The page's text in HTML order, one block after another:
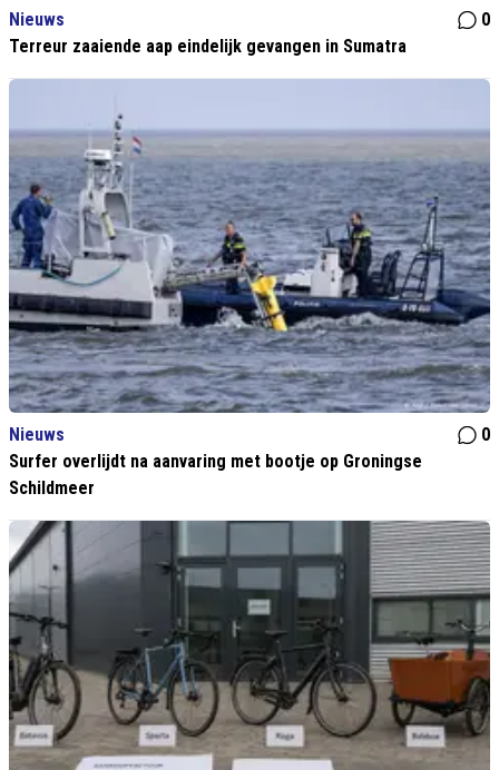
Nieuws
0
Terreur zaaiende aap eindelijk gevangen in Sumatra
Nieuws
0
Surfer overlijdt na aanvaring met bootje op Groningse
Schildmeer